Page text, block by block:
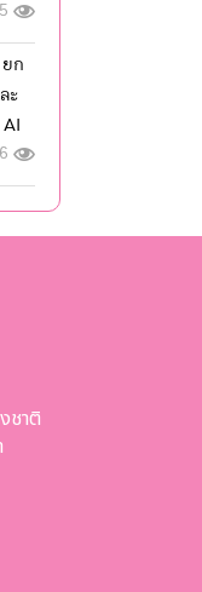
ก
ะ
AI
ชาติ